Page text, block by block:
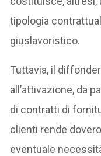
tipologia
giuslavoristico.
Tuttavia, il
all’attivazione, da
di contratti di
clienti rende
eventuale